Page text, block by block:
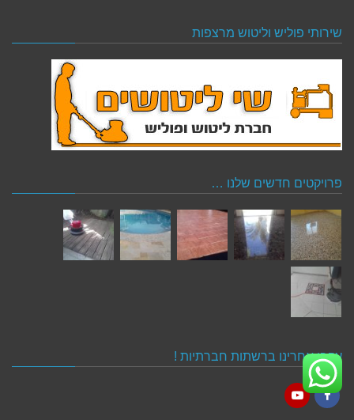
שירותי פוליש וליטוש מרצפות
פרויקטים חדשים שלנו …
עקבו אחרינו ברשתות חברתיות !